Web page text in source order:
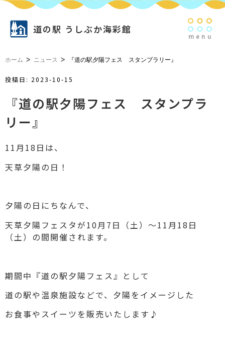
道の駅 うしぶか海彩館
menu
ホーム > ニュース > 『道の駅夕陽フェス スタンプラリー』
投稿日: 2023-10-15
『道の駅夕陽フェス スタンプラ
リー』
11月18日は、
天草夕陽の日！
夕陽の日にちなんで、
天草夕陽フェスタが10月7日（土）～11月18日
（土）の間開催されます。
期間中『道の駅夕陽フェス』として
道の駅や温泉施設などで、夕陽をイメージした
お食事やスイーツを販売いたします♪